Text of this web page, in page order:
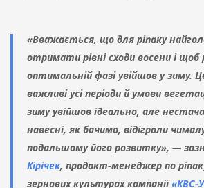
«Вважається, що для ріпаку
отримати рівні сходи восени і щоб
оптимальній фазі увійшов у зиму.
важливі усі періоди й умови
зиму увійшов ідеально, але
навесні, як бачимо, відіграли
подальшому його розвитку», —
Кірічек, продакт-менеджер по
зернових культурах компанії«КВС-